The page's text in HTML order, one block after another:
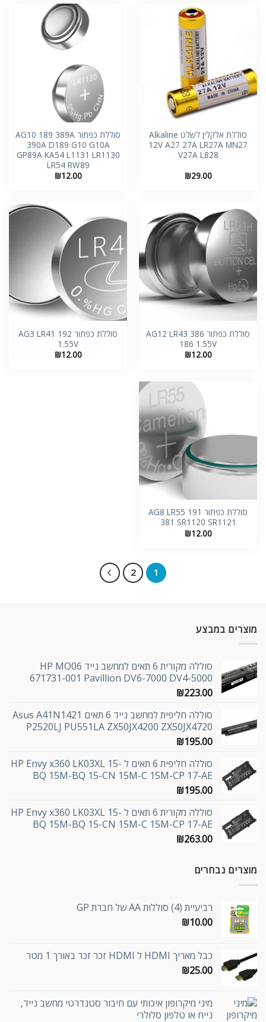
סוללת אלקלין לשלט Alkaline
12V A27 27A LR27A MN27
V27A L828
₪29.00
סוללת כפתור AG10 189 389A
390A D189 G10 G10A
GP89A KA54 L1131 LR1130
LR54 RW89
₪12.00
סוללת כפתור AG12 LR43 386
186 1.55V
₪12.00
סוללת כפתור AG3 LR41 192
1.55V
₪12.00
סוללת כפתור AG8 LR55 191
381 SR1120 SR1121
₪12.00
1
2
מוצרים במבצע
סוללה מקורית 6 תאים למחשב נייד HP MO06
671731-001 Pavillion DV6-7000 DV4-5000
₪223.00
סוללה חליפית למחשב נייד 6 תאים Asus A41N1421
P2520LJ PU551LA ZX50JX4200 ZX50JX4720
₪195.00
סוללה חליפית 6 תאים ל HP Envy x360 LK03XL 15-
BQ 15M-BQ 15-CN 15M-C 15M-CP 17-AE
₪195.00
סוללה מקורית 6 תאים ל HP Envy x360 LK03XL 15-
BQ 15M-BQ 15-CN 15M-C 15M-CP 17-AE
₪263.00
מוצרים נבחרים
רביעיית (4) סוללות AA של חברת GP
₪10.00
כבל מאריך HDMI ל HDMI זכר זכר באורך 1 מטר
₪25.00
מיני מיקרופון איכותי עם חיבור סטנדרטי מחשב נייד,
נייח או טלפון סלולרי